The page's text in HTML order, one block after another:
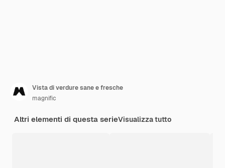
Vista di verdure sane e fresche
magnific
Altri elementi di questa serieVisualizza tutto